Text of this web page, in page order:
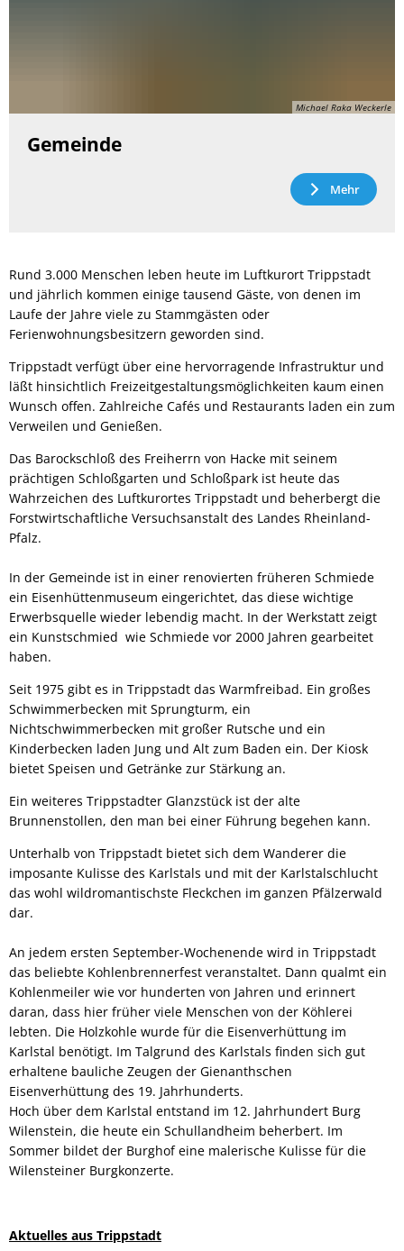
Michael Raka Weckerle
Gemeinde
Mehr
Rund 3.000 Menschen leben heute im Luftkurort Trippstadt
und jährlich kommen einige tausend Gäste, von denen im
Laufe der Jahre viele zu Stammgästen oder
Ferienwohnungsbesitzern geworden sind.
Trippstadt verfügt über eine hervorragende Infrastruktur und
läßt hinsichtlich Freizeitgestaltungsmöglichkeiten kaum einen
Wunsch offen. Zahlreiche Cafés und Restaurants laden ein zum
Verweilen und Genießen.
Das Barockschloß des Freiherrn von Hacke mit seinem
prächtigen Schloßgarten und Schloßpark ist heute das
Wahrzeichen des Luftkurortes Trippstadt und beherbergt die
Forstwirtschaftliche Versuchsanstalt des Landes Rheinland-
Pfalz.
In der Gemeinde ist in einer renovierten früheren Schmiede
ein Eisenhüttenmuseum eingerichtet, das diese wichtige
Erwerbsquelle wieder lebendig macht. In der Werkstatt zeigt
ein Kunstschmied wie Schmiede vor 2000 Jahren gearbeitet
haben.
Seit 1975 gibt es in Trippstadt das Warmfreibad. Ein großes
Schwimmerbecken mit Sprungturm, ein
Nichtschwimmerbecken mit großer Rutsche und ein
Kinderbecken laden Jung und Alt zum Baden ein. Der Kiosk
bietet Speisen und Getränke zur Stärkung an.
Ein weiteres Trippstadter Glanzstück ist der alte
Brunnenstollen, den man bei einer Führung begehen kann.
Unterhalb von Trippstadt bietet sich dem Wanderer die
imposante Kulisse des Karlstals und mit der Karlstalschlucht
das wohl wildromantischste Fleckchen im ganzen Pfälzerwald
dar.
An jedem ersten September-Wochenende wird in Trippstadt
das beliebte Kohlenbrennerfest veranstaltet. Dann qualmt ein
Kohlenmeiler wie vor hunderten von Jahren und erinnert
daran, dass hier früher viele Menschen von der Köhlerei
lebten. Die Holzkohle wurde für die Eisenverhüttung im
Karlstal benötigt. Im Talgrund des Karlstals finden sich gut
erhaltene bauliche Zeugen der Gienanthschen
Eisenverhüttung des 19. Jahrhunderts.
Hoch über dem Karlstal entstand im 12. Jahrhundert Burg
Wilenstein, die heute ein Schullandheim beherbert. Im
Sommer bildet der Burghof eine malerische Kulisse für die
Wilensteiner Burgkonzerte.
Aktuelles aus Trippstadt